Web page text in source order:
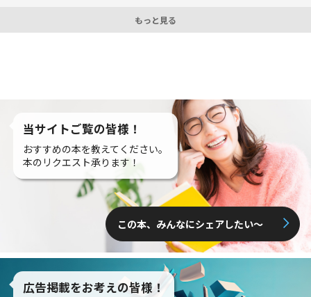
もっと見る
当サイトご覧の皆様！
おすすめの本を教えてください。
本のリクエスト承ります！
この本、みんなにシェアしたい〜
広告掲載をお考えの皆様！